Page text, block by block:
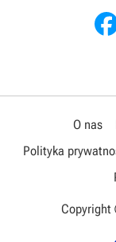
O nas
Polityka
Copyright